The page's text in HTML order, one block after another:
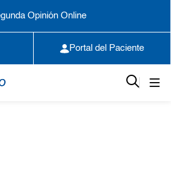
Opinión Online
Portal del Paciente